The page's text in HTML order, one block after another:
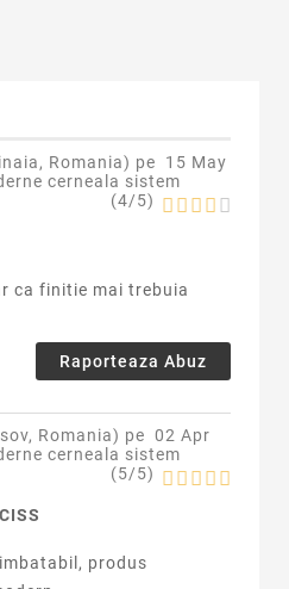
Romania) pe 15 May
cerneala sistem
(4/5)
ca finitie mai trebuia
Raporteaza Abuz
Romania) pe 02 Apr
cerneala sistem
(5/5)
produs